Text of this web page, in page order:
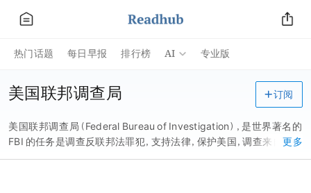
热门话题 每日早报 排行榜 AI 专业版
美国联邦调查局
美国联邦调查局（Federal Bureau of Investigation），是世界著名的
FBI 的任务是调查反联邦法罪犯，支持法律，保护美国，调查来自于外
国的情报和 2017 年 8 月 1 日，
更多
订阅